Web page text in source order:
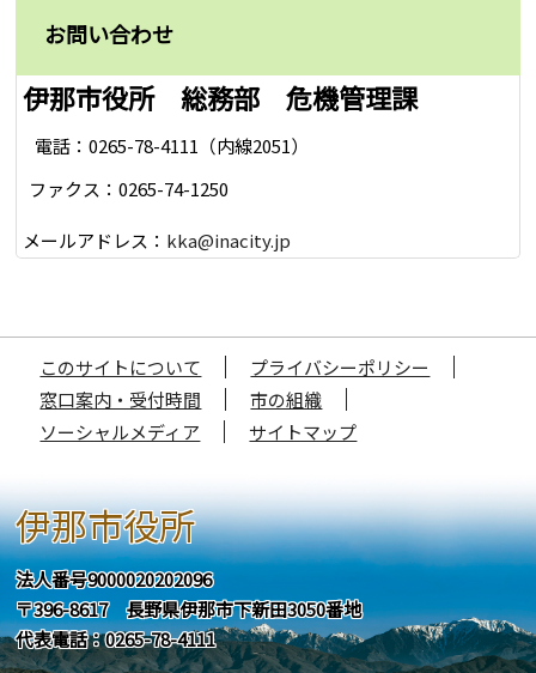
お問い合わせ
伊那市役所 総務部 危機管理課
電話：0265-78-4111（内線2051）
ファクス：0265-74-1250
メールアドレス： kka@inacity.jp
このサイトについて
プライバシーポリシー
窓口案内・受付時間
市の組織
ソーシャルメディア
サイトマップ
伊那市役所
法人番号9000020202096
〒396-8617 長野県伊那市下新田3050番地
代表電話：0265-78-4111